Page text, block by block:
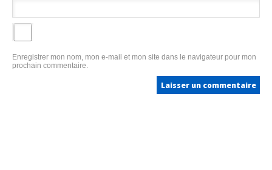
Enregistrer mon nom, mon e-mail et mon site dans le navigateur pour mon
prochain commentaire.